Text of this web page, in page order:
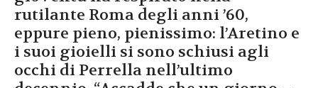
rutilante Roma degli anni ’60,
eppure pieno, pienissimo: l’Aretino e
i suoi gioielli si sono schiusi agli
occhi di Perrella nell’ultimo